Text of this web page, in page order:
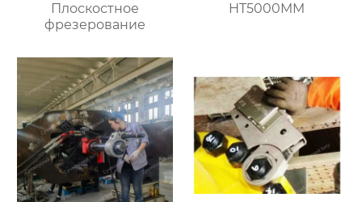
Плоскостное
фрезерование
HT5000MM